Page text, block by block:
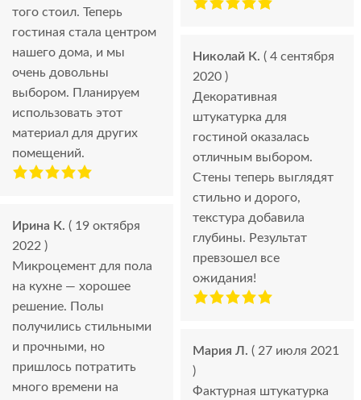
того стоил. Теперь
гостиная стала центром
нашего дома, и мы
очень довольны
выбором. Планируем
использовать этот
материал для других
помещений.
Ирина К. ( 19 октября
2022 )
Микроцемент для пола
на кухне — хорошее
решение. Полы
получились стильными
и прочными, но
пришлось потратить
много времени на
Николай К. ( 4 сентября
2020 )
Декоративная
штукатурка для
гостиной оказалась
отличным выбором.
Стены теперь выглядят
стильно и дорого,
текстура добавила
глубины. Результат
превзошел все
ожидания!
Мария Л. ( 27 июля 2021
)
Фактурная штукатурка